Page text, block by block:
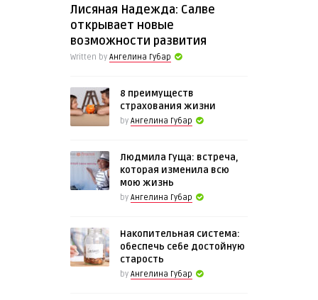
Лисяная Надежда: Салве
открывает новые
возможности развития
Written by Ангелина Губар
8 преимуществ
страхования жизни
by Ангелина Губар
Людмила Гуща: встреча,
которая изменила всю
мою жизнь
by Ангелина Губар
Накопительная система:
обеспечь себе достойную
старость
by Ангелина Губар